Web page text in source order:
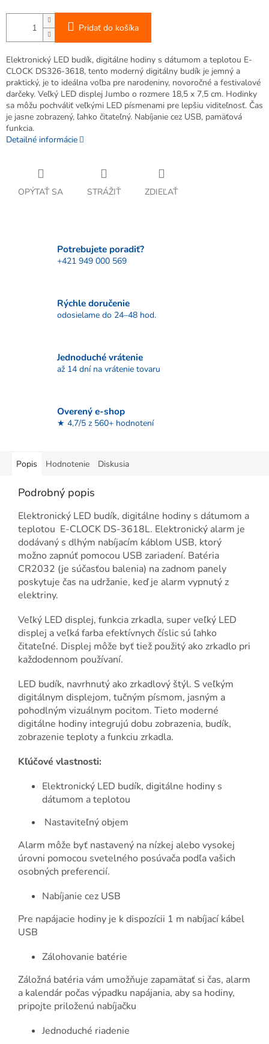
Pridať do košíka
Elektronický LED budík, digitálne hodiny s dátumom a teplotou E-
CLOCK DS326-3618, tento moderný digitálny budík je jemný a
praktický, je to ideálna voľba pre narodeniny, novoročné a festivalové
darčeky. Veľký LED displej Jumbo o rozmere 18,5 x 7,5 cm. Hodinky
sa môžu pochváliť veľkými LED písmenami pre lepšiu viditeľnosť. Čas
je jasne zobrazený, ľahko čitateľný. Nabíjanie cez USB, pamäťová
funkcia.
Detailné informácie
OPÝTAŤ SA STRÁŽIŤ ZDIEĽAŤ
Potrebujete poradiť?
+421 949 000 569
Rýchle doručenie
odosielame do 24–48 hod.
Jednoduché vrátenie
až 14 dní na vrátenie tovaru
Overený e-shop
★ 4,7/5 z 560+ hodnotení
Popis Hodnotenie Diskusia
Podrobný popis
Elektronický LED budík, digitálne hodiny s dátumom a
teplotou E-CLOCK DS-3618L. Elektronický alarm je
dodávaný s dlhým nabíjacím káblom USB, ktorý
možno zapnúť pomocou USB zariadení. Batéria
CR2032 (je súčasťou balenia) na zadnom panely
poskytuje čas na udržanie, keď je alarm vypnutý z
elektriny.
Veľký LED displej, funkcia zrkadla, super veľký LED
displej a veľká farba efektívnych číslic sú ľahko
čitateľné. Displej môže byť tiež použitý ako zrkadlo pri
každodennom používaní.
LED budík, navrhnutý ako zrkadlový štýl. S veľkým
digitálnym displejom, tučným písmom, jasným a
pohodlným vizuálnym pocitom. Tieto moderné
digitálne hodiny integrujú dobu zobrazenia, budík,
zobrazenie teploty a funkciu zrkadla.
Kľúčové vlastnosti:
Elektronický LED budík, digitálne hodiny s
dátumom a teplotou
Nastaviteľný objem
Alarm môže byť nastavený na nízkej alebo vysokej
úrovni pomocou svetelného posúvača podľa vašich
osobných preferencií.
Nabíjanie cez USB
Pre napájacie hodiny je k dispozícii 1 m nabíjací kábel
USB
Zálohovanie batérie
Záložná batéria vám umožňuje zapamätať si čas, alarm
a kalendár počas výpadku napájania, aby sa hodiny,
pripojte priloženú nabíjačku
Jednoduché riadenie